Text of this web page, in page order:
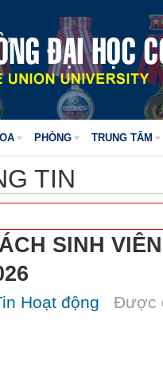
PHÒNG TRUNG TÂM
TIN
SINH
Hoạt động Được